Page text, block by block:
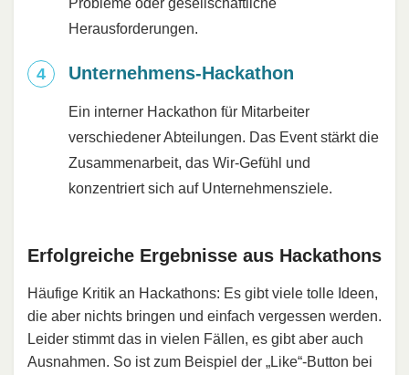
Probleme oder gesellschaftliche
Herausforderungen.
Unternehmens-Hackathon
Ein interner Hackathon für Mitarbeiter
verschiedener Abteilungen. Das Event stärkt die
Zusammenarbeit, das Wir-Gefühl und
konzentriert sich auf Unternehmensziele.
Erfolgreiche Ergebnisse aus Hackathons
Häufige Kritik an Hackathons: Es gibt viele tolle Ideen,
die aber nichts bringen und einfach vergessen werden.
Leider stimmt das in vielen Fällen, es gibt aber auch
Ausnahmen. So ist zum Beispiel der „Like“-Button bei